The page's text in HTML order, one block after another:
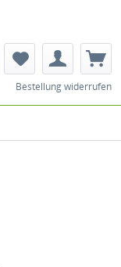
Bestellung widerrufen